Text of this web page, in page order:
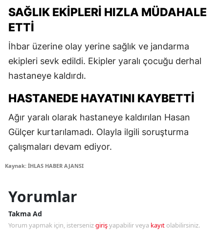
SAĞLIK EKIPLERI HIZLA MÜDAHALE
ETTI
İhbar üzerine olay yerine sağlık ve jandarma
ekipleri sevk edildi. Ekipler yaralı çocuğu derhal
hastaneye kaldırdı.
HASTANEDE HAYATINI KAYBETTI
Ağır yaralı olarak hastaneye kaldırılan Hasan
Gülçer kurtarılamadı. Olayla ilgili soruşturma
çalışmaları devam ediyor.
Kaynak: İHLAS HABER AJANSI
Yorumlar
Takma Ad
Yorum yapmak için, istersenizgirişyapabilir veya kayıt olabilirsiniz.